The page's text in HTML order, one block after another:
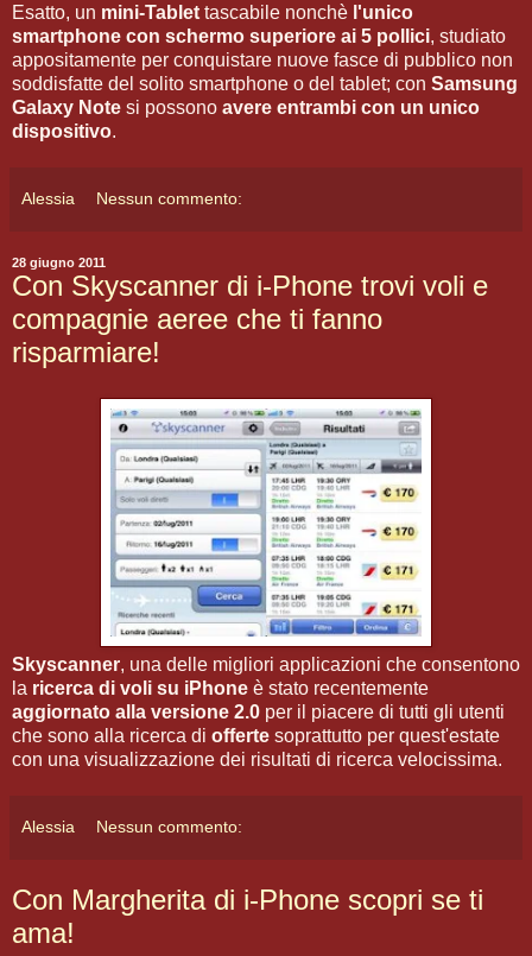
Esatto, un mini-Tablet tascabile nonchè l'unico
smartphone con schermo superiore ai 5 pollici, studiato
appositamente per conquistare nuove fasce di pubblico non
soddisfatte del solito smartphone o del tablet; con Samsung
Galaxy Note si possono avere entrambi con un unico
dispositivo.
Alessia Nessun commento:
28 giugno 2011
Con Skyscanner di i-Phone trovi voli e
compagnie aeree che ti fanno
risparmiare!
Skyscanner, una delle migliori applicazioni che consentono
la ricerca di voli su iPhone è stato recentemente
aggiornato alla versione 2.0 per il piacere di tutti gli utenti
che sono alla ricerca di offerte soprattutto per quest'estate
con una visualizzazione dei risultati di ricerca velocissima.
Alessia Nessun commento:
Con Margherita di i-Phone scopri se ti
ama!